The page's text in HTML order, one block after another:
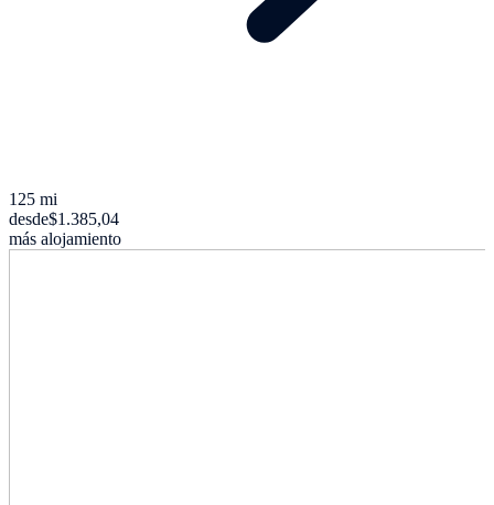
125 mi
desde$1.385,04
más alojamiento